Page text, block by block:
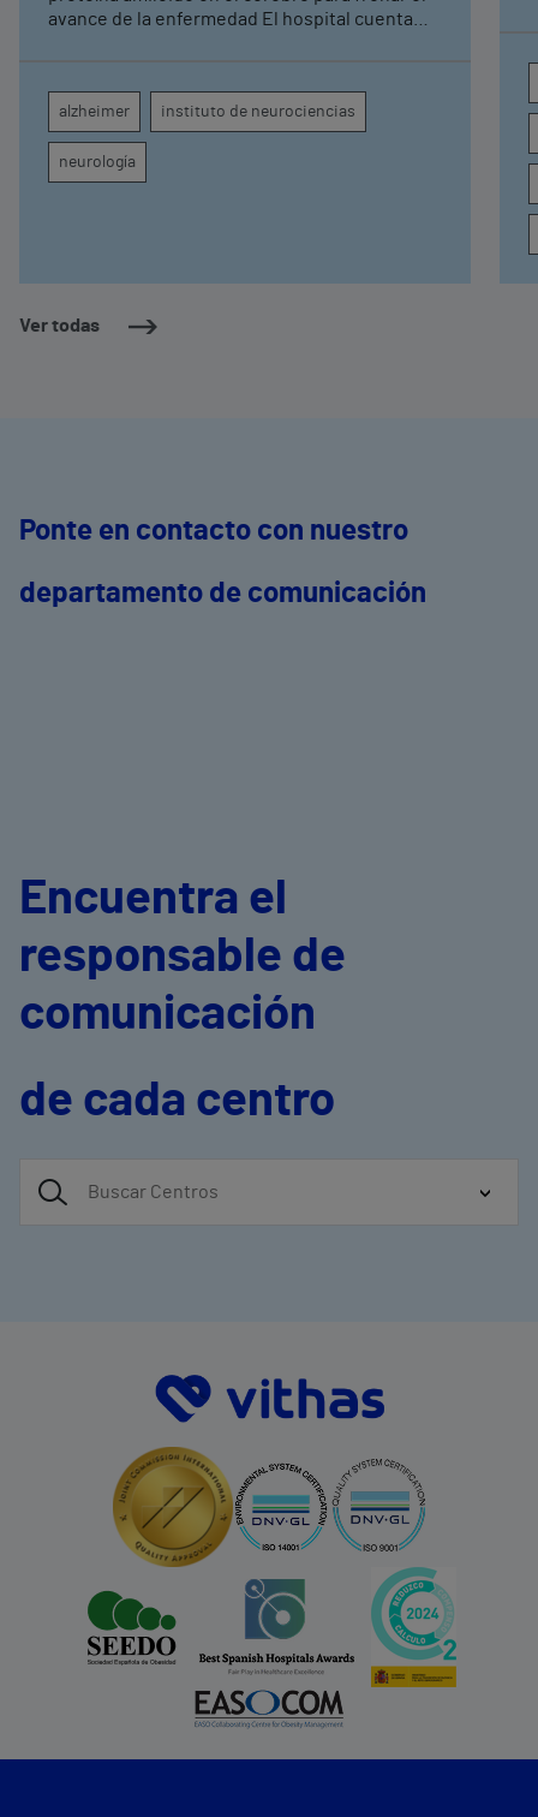
Ver todas
avance de la enfermedad El hospital cuenta
seguimiento clínico de cada paciente
alzheimer instituto de neurociencias
neurología
Ponte en contacto con nuestro
departamento de comunicación
Encuentra el
responsable de
comunicación
de cada centro